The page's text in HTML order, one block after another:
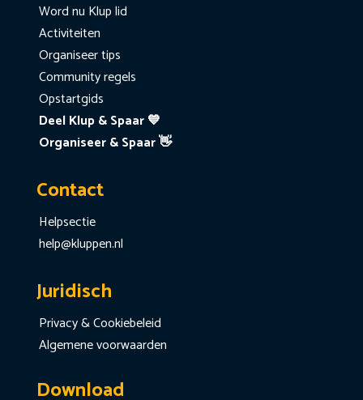
Word nu Klup lid
Activiteiten
Organiseer tips
Community regels
Opstartgids
Deel Klup & Spaar 💙
Organiseer & Spaar 👋
Contact
Helpsectie
help@kluppen.nl
Juridisch
Privacy & Cookiebeleid
Algemene voorwaarden
Download